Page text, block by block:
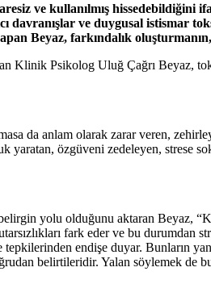
ve kullanılmış hissedebildiğini
davranışlar ve duygusal
Beyaz, farkındalık
Klinik Psikolog Uluğ Çağrı Beyaz,
da anlam olarak zarar veren,
yaratan, özgüveni zedeleyen,
yolu olduğunu aktaran Beyaz,
fark eder ve bu
tepkilerinden endişe duyar. Bunların
belirtileridir. Yalan söylemek de